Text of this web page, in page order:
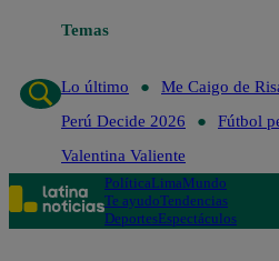
Temas
Lo último
Me Caigo de
Perú Decide 2026
Fútbol
Valentina Valiente
PolíticaLimaMundo
Te ayudoTendencias
DeportesEspectáculos